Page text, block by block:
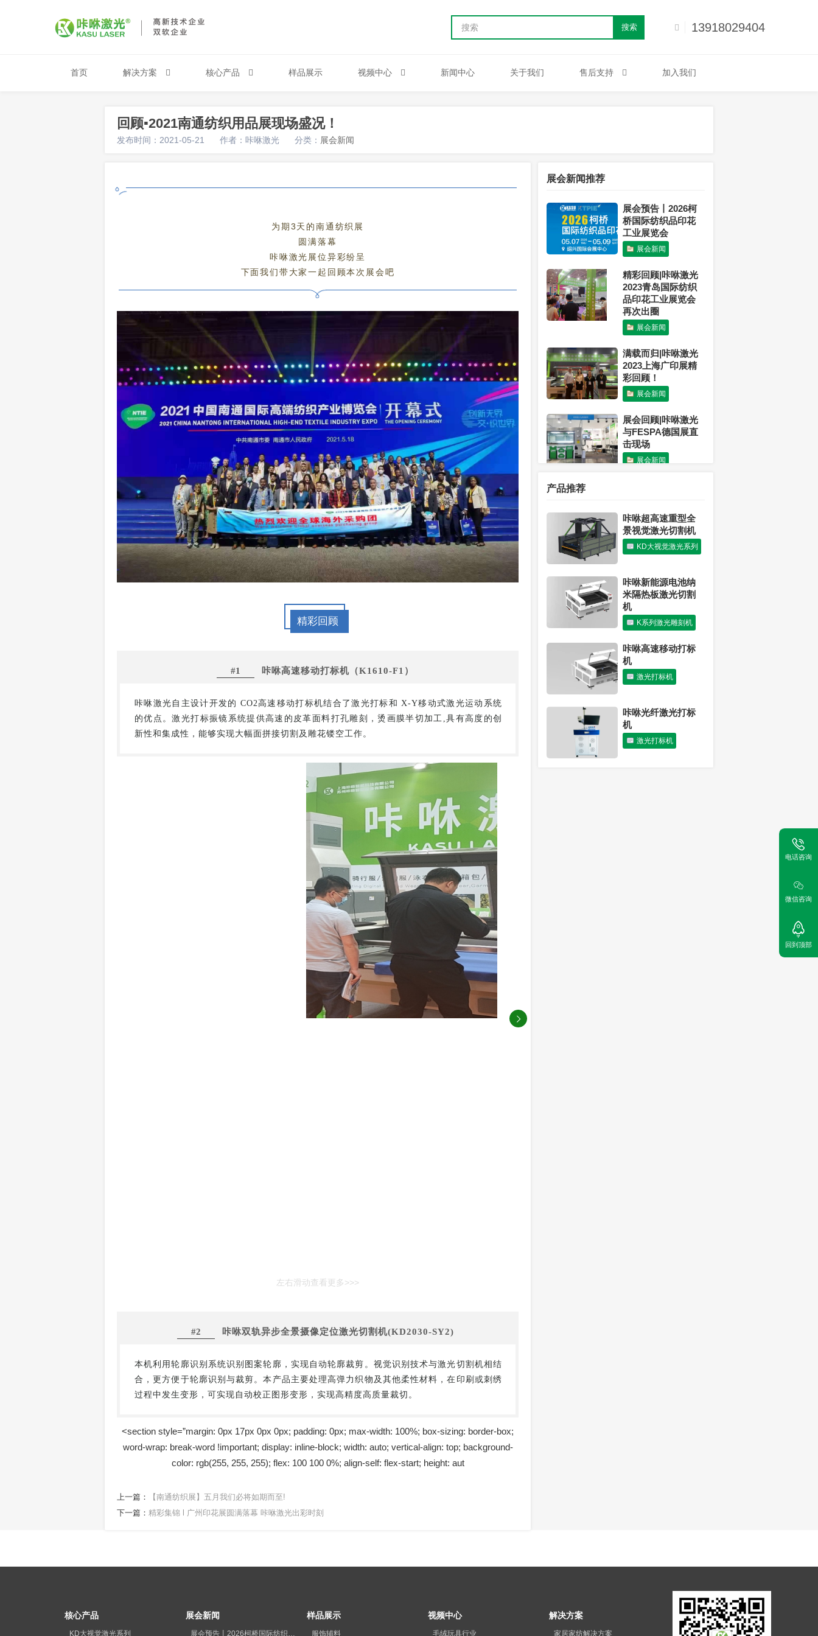
13918029404
搜索
首页 解决方案 核心产品 样品展示 视频中心 新闻中心 关于我们 售后支持 加入我们
回顾▪2021南通纺织用品展现场盛况！
发布时间：2021-05-21 作者：咔咻激光 分类： 展会新闻
为期3天的南通纺织展
圆满落幕
咔咻激光展位异彩纷呈
下面我们带大家一起回顾本次展会吧
精彩回顾
#1 咔咻高速移动打标机（K1610-F1）
咔咻激光自主设计开发的 CO2高速移动打标机结合了激光打标和 X-Y移动式激光运动系统
的优点。激光打标振镜系统提供高速的皮革面料打孔雕刻，烫画膜半切加工,具有高度的创
新性和集成性，能够实现大幅面拼接切割及雕花镂空工作。
左右滑动查看更多>>>
#2 咔咻双轨异步全景摄像定位激光切割机(KD2030-SY2)
本机利用轮廓识别系统识别图案轮廓，实现自动轮廓裁剪。视觉识别技术与激光切割机相结
合，更方便于轮廓识别与裁剪。本产品主要处理高弹力织物及其他柔性材料，在印刷或刺绣
过程中发生变形，可实现自动校正图形变形，实现高精度高质量裁切。
<section style=”margin: 0px 17px 0px 0px; padding: 0px; max-width: 100%; box-sizing: border-box;
word-wrap: break-word !important; display: inline-block; width: auto; vertical-align: top; background-
color: rgb(255, 255, 255); flex: 100 100 0%; align-self: flex-start; height: aut
上一篇：
【南通纺织展】五月我们必将如期而至!
下一篇： 精彩集锦 l 广州印花展圆满落幕 咔咻激光出彩时刻
展会新闻推荐
展会预告丨2026柯
桥国际纺织品印花
工业展览会
展会新闻
精彩回顾|咔咻激光
2023青岛国际纺织
品印花工业展览会
再次出圈
展会新闻
满载而归|咔咻激光
2023上海广印展精
彩回顾！
展会新闻
展会回顾|咔咻激光
与FESPA德国展直
击现场
展会新闻
展会新闻
圆满收官｜咔咻激
际广印展，现场签
单不断，实力圈
粉！
展会新闻
产品推荐
咔咻超高速重型全
景视觉激光切割机
KD大视觉激光系列
咔咻新能源电池纳
米隔热板激光切割
机
K系列激光雕刻机
咔咻高速移动打标
机
激光打标机
咔咻光纤激光打标
机
激光打标机
核心产品
KD大视觉激光系列
展会新闻
展会预告丨2026柯桥国际纺织品印花工业展览会
样品展示
服饰辅料
视频中心
毛绒玩具行业
解决方案
家居家纺解决方案
电话咨询
微信咨询
回到顶部